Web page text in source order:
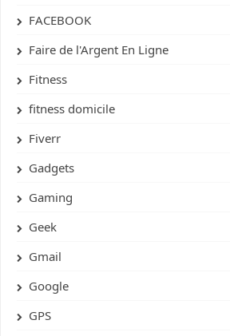
FACEBOOK
Faire de l'Argent En Ligne
Fitness
fitness domicile
Fiverr
Gadgets
Gaming
Geek
Gmail
Google
GPS